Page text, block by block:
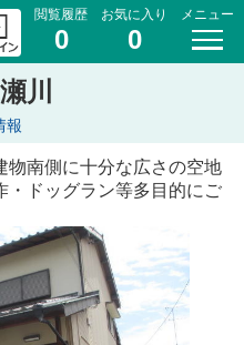
閲覧履歴
0
お気に入り
0
メニュー
川
報
物南側に十分な広さの空地
・ドッグラン等多目的にご